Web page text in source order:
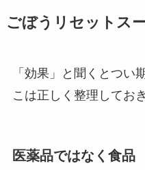
ごぼうリセットス
「効果」と聞くとつい
こは正しく整理してお
医薬品ではなく食品